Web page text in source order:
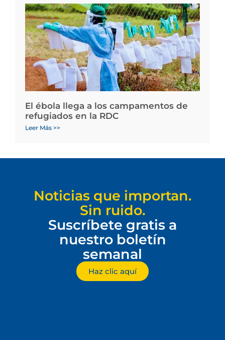
El ébola llega a los campamentos de
refugiados en la RDC
Leer Más >>
Noticias que importan.
Sin ruido.
Suscríbete gratis a
nuestro boletín
semanal
Haz clic aquí